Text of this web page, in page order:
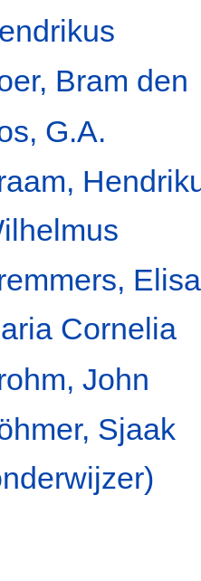
Bram den
G.A.
Cornelia
John
Sjaak